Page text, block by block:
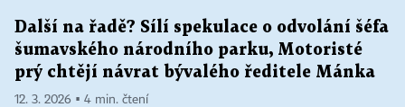
Další na řadě? Sílí spekulace o odvolání šéfa
šumavského národního parku, Motoristé
prý chtějí návrat bývalého ředitele Mánka
12. 3. 2026 ▪ 4 min. čtení